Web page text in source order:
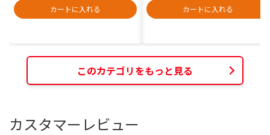
カートに入れる
カートに入れる
このカテゴリをもっと見る
カスタマーレビュー